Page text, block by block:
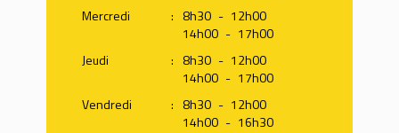
Mercredi
: 8h30 - 12h00
14h00 - 17h00
Jeudi
: 8h30 - 12h00
14h00 - 17h00
Vendredi
: 8h30 - 12h00
14h00 - 16h30